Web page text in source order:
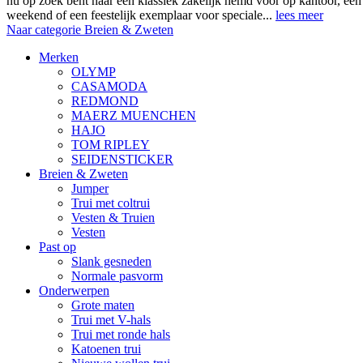
weekend of een feestelijk exemplaar voor speciale... lees meer
Naar categorie Breien & Zweten
Merken
OLYMP
CASAMODA
REDMOND
MAERZ MUENCHEN
HAJO
TOM RIPLEY
SEIDENSTICKER
Breien & Zweten
Jumper
Trui met coltrui
Vesten & Truien
Vesten
Past op
Slank gesneden
Normale pasvorm
Onderwerpen
Grote maten
Trui met V-hals
Trui met ronde hals
Katoenen trui